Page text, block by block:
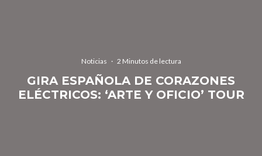
Noticias · 2 Minutos de lectura
GIRA ESPAÑOLA DE CORAZONES
ELÉCTRICOS: ‘ARTE Y OFICIO’ TOUR